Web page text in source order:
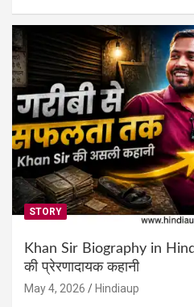
STORY
Khan Sir Biography in
की प्रेरणादायक कहानी
May 4, 2026 Hindiaup